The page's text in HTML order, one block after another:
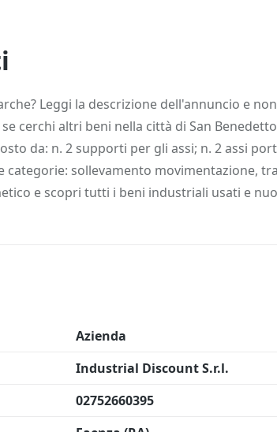
Leggi la descrizione dell'annuncio e
cerchi altri beni nella città di San
da: n. 2 supporti per gli assi; n. 2 assi
sollevamento movimentazione,
e scopri tutti i beni industriali usati e
Azienda
Industrial Discount S.r.l.
02752660395